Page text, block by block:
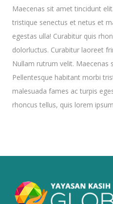
Maecenas sit amet tincidunt
tristique senectus et netus et
egestas ulla! Curabitur quis
dolorluctus. Curabitur laoreet
Nullam rutrum velit. Maecenas
Pellentesque habitant morbi
malesuada fames ac turpis
rhoncus tellus, quis lorem